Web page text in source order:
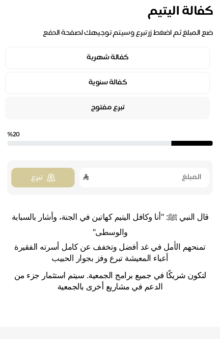
كفالة اليتيم
ضع المبلغ ثم اضغط زر تبرع وسيتم توجيهك لصفحة الدفع
كفالة شهرية
كفالة سنوية
تبرع مفتوح
%20
تبرع
والوسطى"
تمنحهم الأمل في غد أفضل وتخفف عن كامل أسرته الفقيرة
أعباء المعيشة تبرع وفز بجوار الحبيب
لتكون شريكًا في جميع برامج الجمعية. سيتم استثمار جزء من
الدعم في مشاريع أخرى بالجمعية